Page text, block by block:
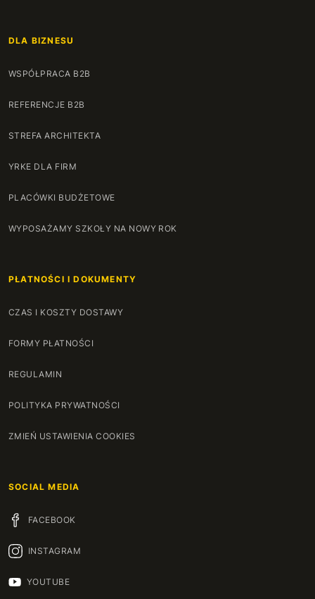
DLA BIZNESU
WSPÓŁPRACA B2B
REFERENCJE B2B
STREFA ARCHITEKTA
YRKE DLA FIRM
PLACÓWKI BUDŻETOWE
WYPOSAŻAMY SZKOŁY NA NOWY ROK
PŁATNOŚCI I DOKUMENTY
CZAS I KOSZTY DOSTAWY
FORMY PŁATNOŚCI
REGULAMIN
POLITYKA PRYWATNOŚCI
ZMIEŃ USTAWIENIA COOKIES
SOCIAL MEDIA
FACEBOOK
INSTAGRAM
YOUTUBE